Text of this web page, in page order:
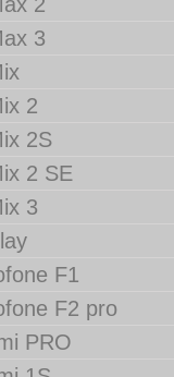
3
2
2S
2 SE
3
F1
F2 pro
PRO